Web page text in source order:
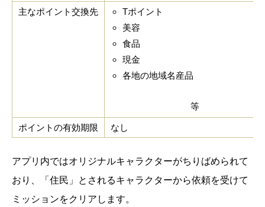
主なポイント交換先
Tポイント
美容
食品
現金
各地の地域名産品
等
ポイントの有効期限 なし
アプリ内ではオリジナルキャラクターがちりばめられて
おり、「住民」とされるキャラクターから依頼を受けて
ミッションをクリアします。